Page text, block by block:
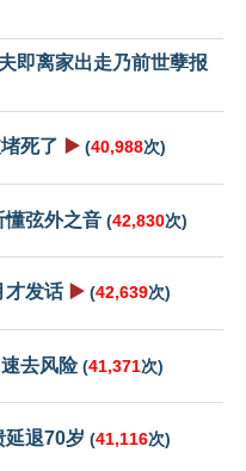
即离家出走乃前世孽报
死了 ▶️ (40,988次)
懂弦外之音 (42,830次)
才发话 ▶️ (42,639次)
去风险(41,371次)
延退70岁 (41,116次)